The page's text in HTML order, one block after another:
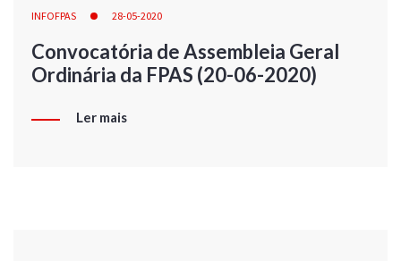
INFOFPAS 28-05-2020
Convocatória de Assembleia Geral
Ordinária da FPAS (20-06-2020)
Ler mais